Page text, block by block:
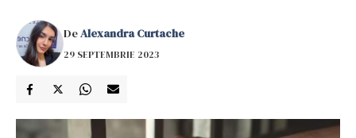
DeAlexandra Curtache
29 SEPTEMBRIE 2023